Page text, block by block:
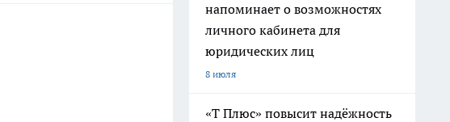
напоминает о возможностях
личного кабинета для
юридических лиц
8 июля
«Т Плюс» повысит надёжность